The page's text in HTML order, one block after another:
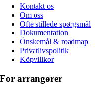
Kontakt os
Om oss
Ofte stillede spørgsmål
Dokumentation
Önskemål & roadmap
Privatlivspolitik
Köpvillkor
For arrangører